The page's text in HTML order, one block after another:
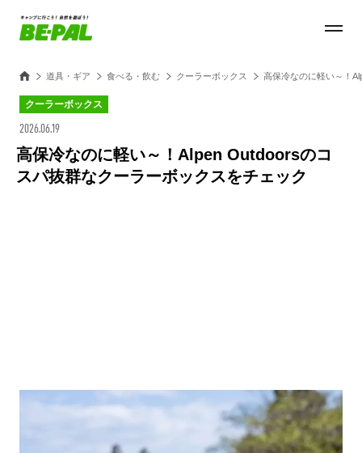
道具・ギア 食べる・飲む クーラーボックス 高保冷なのに軽い～！
クーラーボックス
2026.06.19
高保冷なのに軽い～！Alpen Outdoorsのコ
スパ抜群なクーラーボックスをチェック